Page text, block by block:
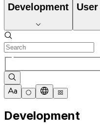
Development
Development